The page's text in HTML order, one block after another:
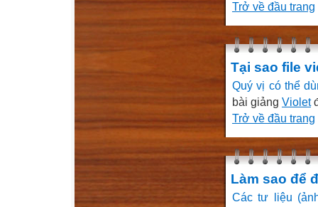
Trở về đầu trang
Tại sao file
Quý vị có thể
bài giảng Violet
Trở về đầu trang
Làm sao để
Các tư liệu